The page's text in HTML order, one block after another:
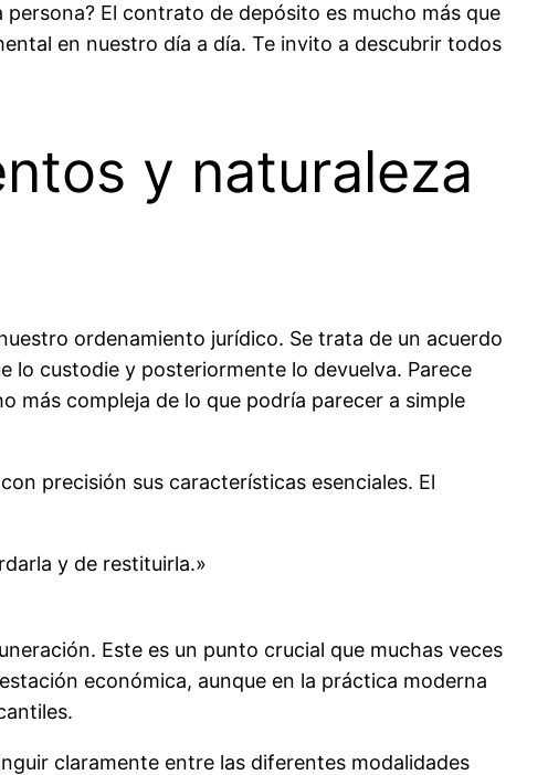
El contrato de depósito es mucho más que
en nuestro día a día. Te invito a descubrir todos
y naturaleza
ordenamiento jurídico. Se trata de un acuerdo
lo custodie y posteriormente lo devuelva. Parece
más compleja de lo que podría parecer a simple
precisión sus características esenciales. El
y de restituirla.»
Este es un punto crucial que muchas veces
económica, aunque en la práctica moderna
claramente entre las diferentes modalidades